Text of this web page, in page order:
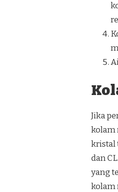
Jika
kolam
kristal
dan
yang
kolam